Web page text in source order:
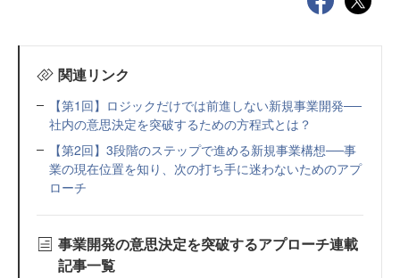
関連リンク
【第1回】ロジックだけでは前進しない新規事業開発──
社内の意思決定を突破するための方程式とは？
【第2回】3段階のステップで進める新規事業構想──事
業の現在位置を知り、次の打ち手に迷わないためのアプ
ローチ
事業開発の意思決定を突破するアプローチ連載
記事一覧